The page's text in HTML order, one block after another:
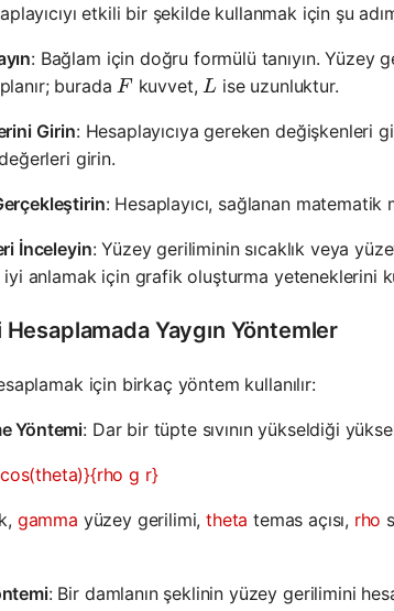
etkili bir şekilde kullanmak için şu
: Bağlam için doğru formülü tanıyın. Yüzey
burada F
F kuvvet, L
L ise uzunluktur.
Girin: Hesaplayıcıya gereken değişkenleri
girin.
: Hesaplayıcı, sağlanan
İnceleyin: Yüzey geriliminin sıcaklık veya
anlamak için grafik oluşturma yeteneklerini
Yaygın Yöntemler
için birkaç yöntem kullanılır:
Yöntemi: Dar bir tüpte sıvının yükseldiği
g r}
gamma yüzey gerilimi,theta temas açısı, rho
: Bir damlanın şeklinin yüzey gerilimini